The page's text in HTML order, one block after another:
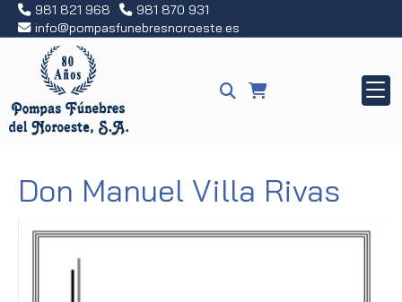
981 821 968
981 870 931
info
pompasfunebresnoroeste.es
Don Manuel Villa Rivas